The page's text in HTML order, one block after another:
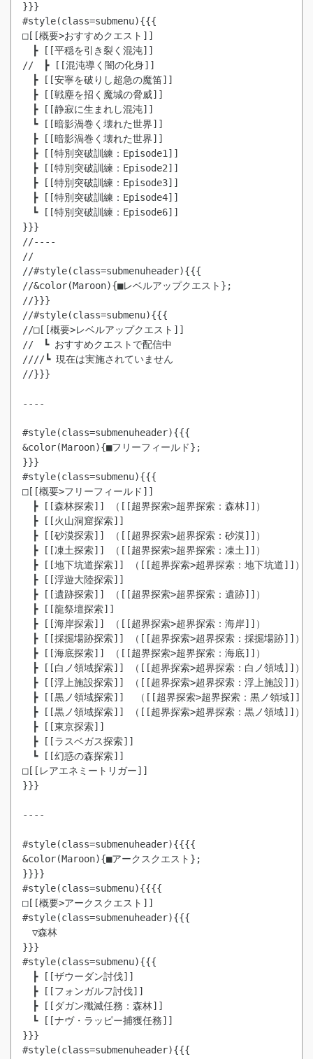
}}}
#style(class=submenu){{{
□[[概要>おすすめクエスト]]
┣ [[平穏を引き裂く混沌]]
//　┣ [[混沌導く闇の化身]]
┣ [[安寧を破りし超急の魔笛]]
┣ [[戦塵を招く魔城の脅威]]
┗ [[暗影渦巻く壊れた世界]]
┣ [[暗影渦巻く壊れた世界]]
┣ [[特別突破訓練：Episode1]]
┣ [[特別突破訓練：Episode2]]
┣ [[特別突破訓練：Episode3]]
┣ [[特別突破訓練：Episode4]]
┗ [[特別突破訓練：Episode6]]
}}}
//----
//
//#style(class=submenuheader){{{
//&color(Maroon){■レベルアップクエスト};
//}}}
//#style(class=submenu){{{
//□[[概要>レベルアップクエスト]]
//　┗ おすすめクエストで配信中
////┗ 現在は実施されていません
//}}}
----
#style(class=submenuheader){{{
&color(Maroon){■フリーフィールド};
}}}
#style(class=submenu){{{
□[[概要>フリーフィールド]]
┣ [[森林探索]] （[[超界探索>超界探索：森林]]）
┣ [[火山洞窟探索]]
┣ [[砂漠探索]] （[[超界探索>超界探索：砂漠]]）
┣ [[凍土探索]] （[[超界探索>超界探索：凍土]]）
┣ [[地下坑道探索]] （[[超界探索>超界探索：地下坑道]]）
┣ [[浮遊大陸探索]]
┣ [[遺跡探索]] （[[超界探索>超界探索：遺跡]]）
┣ [[龍祭壇探索]]
┣ [[海岸探索]] （[[超界探索>超界探索：海岸]]）
┣ [[採掘場跡探索]] （[[超界探索>超界探索：採掘場跡]]）
┣ [[海底探索]] （[[超界探索>超界探索：海底]]）
┣ [[白ノ領域探索]] （[[超界探索>超界探索：白ノ領域]]）
┣ [[黒ノ領域探索]]  （[[超界探索>超界探索：黒ノ領域]]）
┣ [[黒ノ領域探索]] （[[超界探索>超界探索：黒ノ領域]]）
┣ [[東京探索]]
┣ [[ラスベガス探索]]
┗ [[幻惑の森探索]]
□[[レアエネミートリガー]]
}}}
----
#style(class=submenuheader){{{{
&color(Maroon){■アークスクエスト};
}}}}
#style(class=submenu){{{{
□[[概要>アークスクエスト]]
#style(class=submenuheader){{{
▽森林
}}}
#style(class=submenu){{{
┣ [[ザウーダン討伐]]
┣ [[フォンガルフ討伐]]
┣ [[ダガン殲滅任務：森林]]
┗ [[ナヴ・ラッピー捕獲任務]]
}}}
#style(class=submenuheader){{{